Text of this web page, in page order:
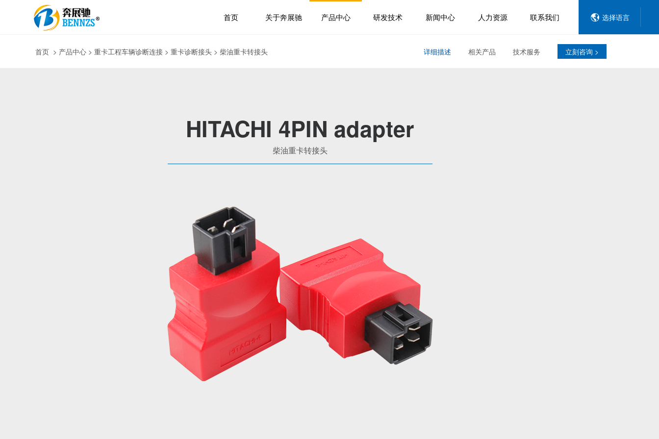
选择语言
首页 关于奔展驰 产品中心 研发技术 新闻中心 人力资源 联系我们
详细描述 相关产品 技术服务 立刻咨询 >
首页 > 产品中心 > 重卡工程车辆诊断连接 > 重卡诊断接头 > 柴油重卡转接头
HITACHI 4PIN adapter
柴油重卡转接头